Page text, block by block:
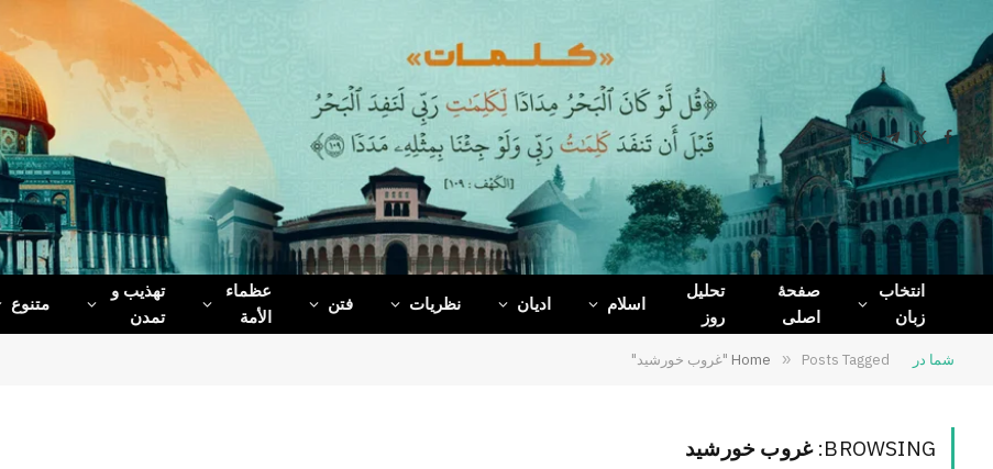
Facebook
X
(Twitter)
Telegram
WhatsApp
انتخاب
زبان
صفحۀ
اصلی
تحلیل
روز
اسلام ادیان نظریات فتن
عظماء‌
الأمة
تهذیب و
تمدن
متنوع
شما در Home » Posts Tagged "غروب خورشید"
BROWSING: غروب خورشید